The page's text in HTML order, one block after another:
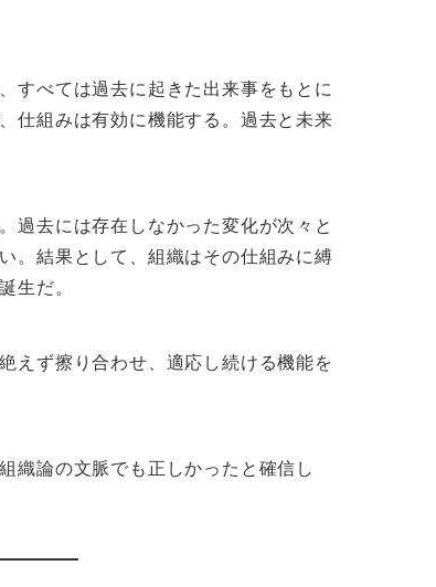
すべては過去に起きた出来事をもとに
仕組みは有効に機能する。過去と未来
過去には存在しなかった変化が次々と
。結果として、組織はその仕組みに縛
生だ。
えず擦り合わせ、適応し続ける機能を
織論の文脈でも正しかったと確信し